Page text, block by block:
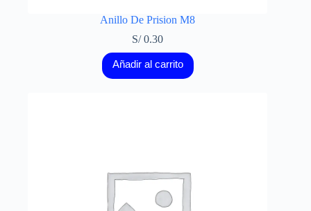
Anillo De Prision M8
S/0.30
Añadir al carrito